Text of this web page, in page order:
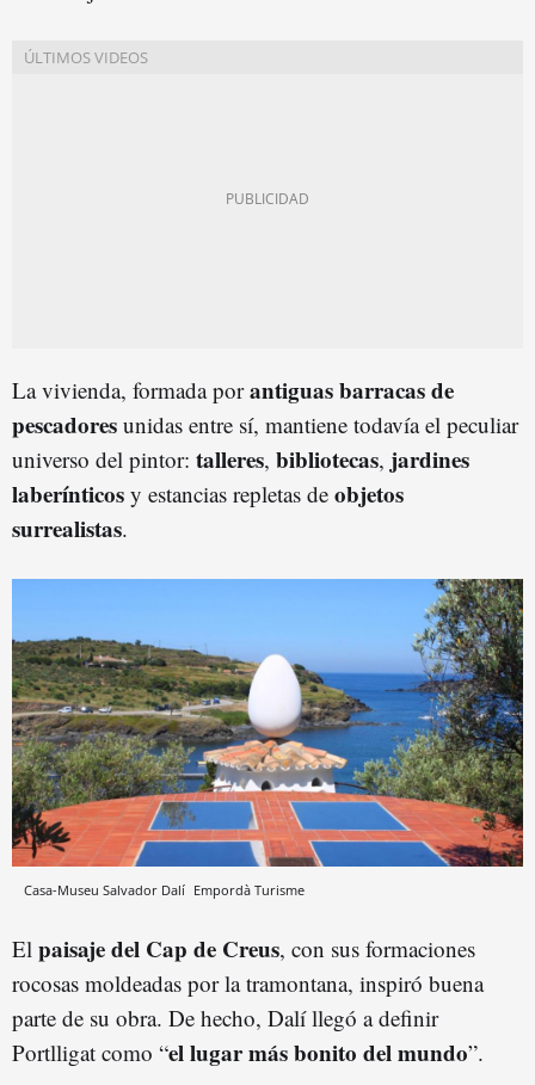
La vivienda, formada porantiguas barracas de
pescadores unidas entre sí, mantiene todavía el peculiar
universo del pintor: talleres, bibliotecas, jardines
laberínticos y estancias repletas de objetos
surrealistas.
Casa-Museu Salvador Dalí Empordà Turisme
El paisaje del Cap de Creus, con sus formaciones
rocosas moldeadas por la tramontana, inspiró buena
parte de su obra. De hecho, Dalí llegó a definir
Portlligat como “el lugar más bonito del mundo”.